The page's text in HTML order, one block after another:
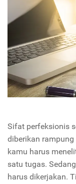
Sifat perfeksionis
diberikan
kamu harus
satu tugas.
harus dikerjakan.